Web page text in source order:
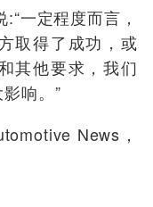
一定程度而言，
取得了成功，或
其他要求，我们
响。”
News，